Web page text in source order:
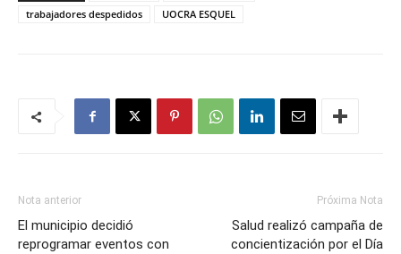
trabajadores despedidos
UOCRA ESQUEL
Nota anterior
El municipio decidió
reprogramar eventos con
Próxima Nota
Salud realizó campaña de
concientización por el Día